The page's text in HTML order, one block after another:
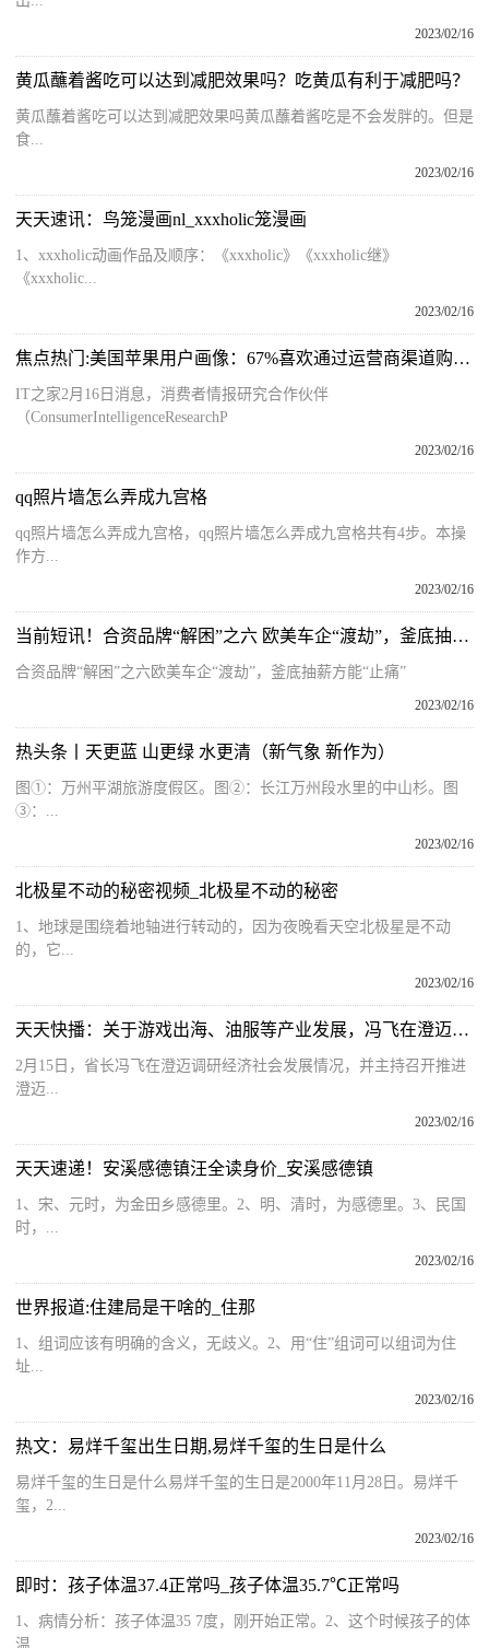
2023/02/16
黄瓜蘸着酱吃可以达到减肥效果吗？吃黄瓜有利于减肥吗？
黄瓜蘸着酱吃可以达到减肥效果吗黄瓜蘸着酱吃是不会发胖的。但是
食...
2023/02/16
天天速讯：鸟笼漫画nl_xxxholic笼漫画
1、xxxholic动画作品及顺序：《xxxholic》《xxxholic继》
《xxxholic...
2023/02/16
焦点热门:美国苹果用户画像：67%喜欢通过运营商渠道购买iPhone
IT之家2月16日消息，消费者情报研究合作伙伴
（ConsumerIntelligenceResearchP
2023/02/16
qq照片墙怎么弄成九宫格
qq照片墙怎么弄成九宫格，qq照片墙怎么弄成九宫格共有4步。本操
作方...
2023/02/16
当前短讯！合资品牌“解困”之六 欧美车企“渡劫”，釜底抽薪方能“止痛”
合资品牌“解困”之六欧美车企“渡劫”，釜底抽薪方能“止痛”
2023/02/16
热头条丨天更蓝 山更绿 水更清（新气象 新作为）
图①：万州平湖旅游度假区。图②：长江万州段水里的中山杉。图
③：...
2023/02/16
北极星不动的秘密视频_北极星不动的秘密
1、地球是围绕着地轴进行转动的，因为夜晚看天空北极星是不动
的，它...
2023/02/16
天天快播：关于游戏出海、油服等产业发展，冯飞在澄迈调研时提出这些要求
2月15日，省长冯飞在澄迈调研经济社会发展情况，并主持召开推进
澄迈...
2023/02/16
天天速递！安溪感德镇汪全读身价_安溪感德镇
1、宋、元时，为金田乡感德里。2、明、清时，为感德里。3、民国
时，...
2023/02/16
世界报道:住建局是干啥的_住那
1、组词应该有明确的含义，无歧义。2、用“住”组词可以组词为住
址...
2023/02/16
热文：易烊千玺出生日期,易烊千玺的生日是什么
易烊千玺的生日是什么易烊千玺的生日是2000年11月28日。易烊千
玺，2...
2023/02/16
即时：孩子体温37.4正常吗_孩子体温35.7℃正常吗
1、病情分析：孩子体温35 7度，刚开始正常。2、这个时候孩子的体
温...